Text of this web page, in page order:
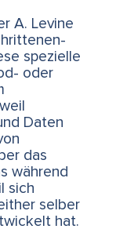
A. Levine
spezielle
oder
Daten
das
während
sich
selber
hat.